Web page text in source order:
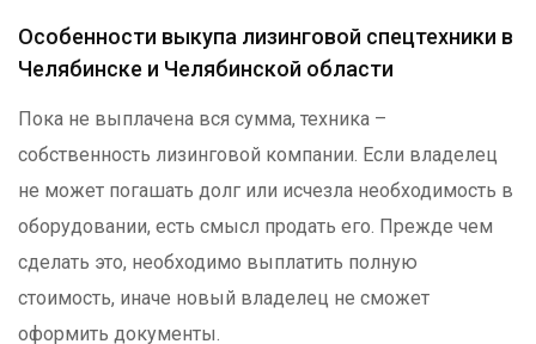
Особенности выкупа лизинговой спецтехники в
Челябинске и Челябинской области
Пока не выплачена вся сумма, техника –
собственность лизинговой компании. Если владелец
не может погашать долг или исчезла необходимость в
оборудовании, есть смысл продать его. Прежде чем
сделать это, необходимо выплатить полную
стоимость, иначе новый владелец не сможет
оформить документы.